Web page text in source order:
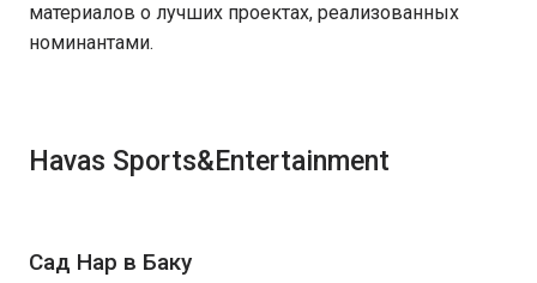
материалов о лучших проектах, реализованных
номинантами.
Havas Sports&Entertainment
Сад Нар в Баку